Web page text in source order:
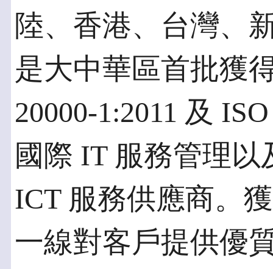
陸、香港、台灣、
是大中華區首批獲
20000-1:2011 及
國際 IT 服務管理
ICT 服務供應商。
一線對客戶提供優